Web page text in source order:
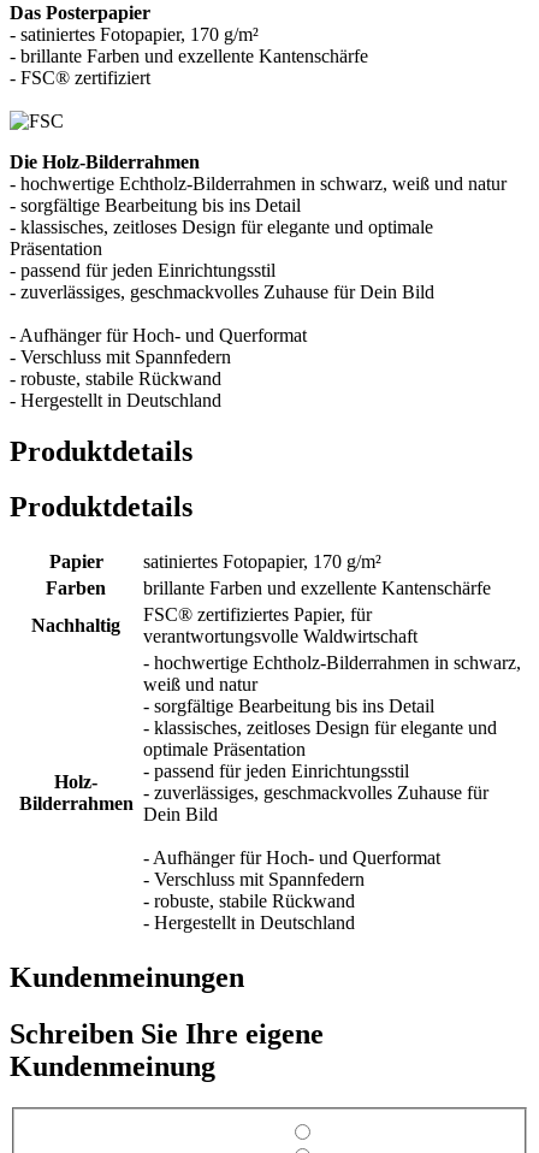
Das Posterpapier
- satiniertes Fotopapier, 170 g/m²
- brillante Farben und exzellente Kantenschärfe
- FSC® zertifiziert
Die Holz-Bilderrahmen
- hochwertige Echtholz-Bilderrahmen in schwarz, weiß und natur
- sorgfältige Bearbeitung bis ins Detail
- klassisches, zeitloses Design für elegante und optimale
Präsentation
- passend für jeden Einrichtungsstil
- zuverlässiges, geschmackvolles Zuhause für Dein Bild
- Aufhänger für Hoch- und Querformat
- Verschluss mit Spannfedern
- robuste, stabile Rückwand
- Hergestellt in Deutschland
Produktdetails
Produktdetails
Papier
satiniertes Fotopapier, 170 g/m²
Farben
brillante Farben und exzellente Kantenschärfe
Nachhaltig
FSC® zertifiziertes Papier, für
verantwortungsvolle Waldwirtschaft
Holz-
Bilderrahmen
- hochwertige Echtholz-Bilderrahmen in schwarz,
weiß und natur
- sorgfältige Bearbeitung bis ins Detail
- klassisches, zeitloses Design für elegante und
optimale Präsentation
- passend für jeden Einrichtungsstil
- zuverlässiges, geschmackvolles Zuhause für
Dein Bild
- Aufhänger für Hoch- und Querformat
- Verschluss mit Spannfedern
- robuste, stabile Rückwand
- Hergestellt in Deutschland
Kundenmeinungen
Schreiben Sie Ihre eigene
Kundenmeinung